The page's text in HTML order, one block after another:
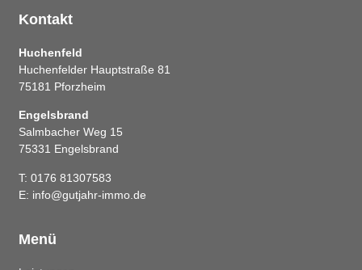
Kontakt
Huchenfeld
Huchenfelder Hauptstraße 81
75181 Pforzheim
Engelsbrand
Salmbacher Weg 15
75331 Engelsbrand
T: 0176 81307583
E: info@gutjahr-immo.de
Menü